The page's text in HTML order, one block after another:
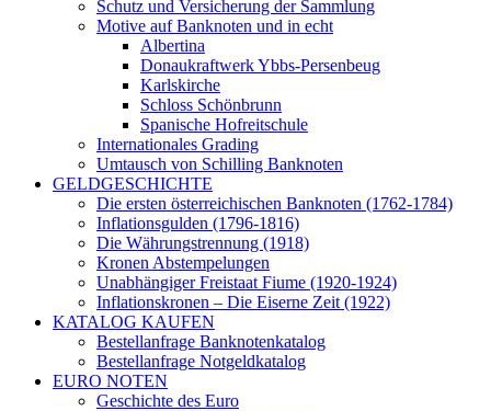
Schutz und Versicherung der Sammlung
Motive auf Banknoten und in echt
Albertina
Donaukraftwerk Ybbs-Persenbeug
Karlskirche
Schloss Schönbrunn
Spanische Hofreitschule
Internationales Grading
Umtausch von Schilling Banknoten
GELDGESCHICHTE
Die ersten österreichischen Banknoten (1762-1784)
Inflationsgulden (1796-1816)
Die Währungstrennung (1918)
Kronen Abstempelungen
Unabhängiger Freistaat Fiume (1920-1924)
Inflationskronen – Die Eiserne Zeit (1922)
KATALOG KAUFEN
Bestellanfrage Banknotenkatalog
Bestellanfrage Notgeldkatalog
EURO NOTEN
Geschichte des Euro